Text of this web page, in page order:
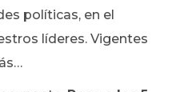
políticas, en el
líderes. Vigentes